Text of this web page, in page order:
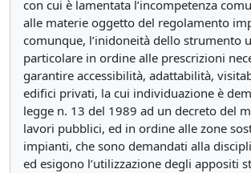
con cui è lamentata l’incompetenza
alle materie oggetto del regolamento
comunque, l’inidoneità dello strumento
particolare in ordine alle prescrizioni
garantire accessibilità, adattabilità,
edifici privati, la cui individuazione è
legge n. 13 del 1989 ad un decreto del
lavori pubblici, ed in ordine alle zone
impianti, che sono demandati alla
ed esigono l’utilizzazione degli appositi